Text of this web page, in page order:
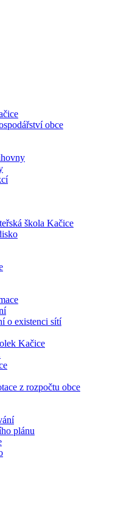
obce
škola Kačice
o existenci sítí
Kačice
z rozpočtu obce
plánu